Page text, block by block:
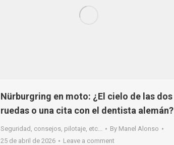
Nürburgring en moto: ¿El cielo de las dos
ruedas o una cita con el dentista alemán?
Seguridad, consejos, pilotaje, etc... By Manel Alonso
25 de abril de 2026
Leave a comment